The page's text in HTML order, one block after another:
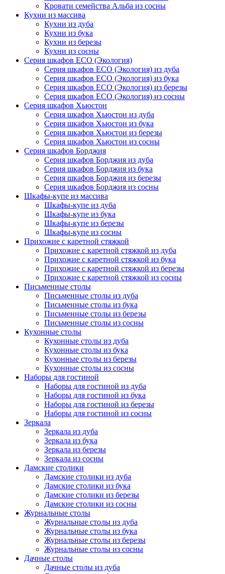
Кровати семейства Альба из сосны
Кухни из массива
Кухни из дуба
Кухни из бука
Кухни из березы
Кухни из сосны
Серия шкафов ECO (Экология)
Серия шкафов ECO (Экология) из дуба
Серия шкафов ECO (Экология) из бука
Серия шкафов ECO (Экология) из березы
Серия шкафов ECO (Экология) из сосны
Серия шкафов Хьюстон
Серия шкафов Хьюстон из дуба
Серия шкафов Хьюстон из бука
Серия шкафов Хьюстон из березы
Серия шкафов Хьюстон из сосны
Серия шкафов Борджия
Серия шкафов Борджия из дуба
Серия шкафов Борджия из бука
Серия шкафов Борджия из березы
Серия шкафов Борджия из сосны
Шкафы-купе из массива
Шкафы-купе из дуба
Шкафы-купе из бука
Шкафы-купе из березы
Шкафы-купе из сосны
Прихожие с каретной стяжкой
Прихожие с каретной стяжкой из дуба
Прихожие с каретной стяжкой из бука
Прихожие с каретной стяжкой из березы
Прихожие с каретной стяжкой из сосны
Письменные столы
Письменные столы из дуба
Письменные столы из бука
Письменные столы из березы
Письменные столы из сосны
Кухонные столы
Кухонные столы из дуба
Кухонные столы из бука
Кухонные столы из березы
Кухонные столы из сосны
Наборы для гостиной
Наборы для гостиной из дуба
Наборы для гостиной из бука
Наборы для гостиной из березы
Наборы для гостиной из сосны
Зеркала
Зеркала из дуба
Зеркала из бука
Зеркала из березы
Зеркала из сосны
Дамские столики
Дамские столики из дуба
Дамские столики из бука
Дамские столики из березы
Дамские столики из сосны
Журнальные столы
Журнальные столы из дуба
Журнальные столы из бука
Журнальные столы из березы
Журнальные столы из сосны
Дачные столы
Дачные столы из дуба